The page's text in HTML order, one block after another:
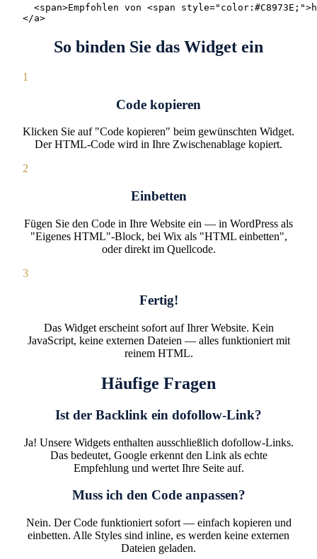
<span>Empfohlen von <span
</a>
So binden Sie das Widget ein
1
Code kopieren
Klicken Sie auf "Code kopieren" beim gewünschten Widget.
Der HTML-Code wird in Ihre Zwischenablage kopiert.
2
Einbetten
Fügen Sie den Code in Ihre Website ein — in WordPress als
"Eigenes HTML"-Block, bei Wix als "HTML einbetten",
oder direkt im Quellcode.
3
Fertig!
Das Widget erscheint sofort auf Ihrer Website. Kein
JavaScript, keine externen Dateien — alles funktioniert mit
reinem HTML.
Häufige Fragen
Ist der Backlink ein dofollow-Link?
Ja! Unsere Widgets enthalten ausschließlich dofollow-Links.
Das bedeutet, Google erkennt den Link als echte
Empfehlung und wertet Ihre Seite auf.
Muss ich den Code anpassen?
Nein. Der Code funktioniert sofort — einfach kopieren und
einbetten. Alle Styles sind inline, es werden keine externen
Dateien geladen.